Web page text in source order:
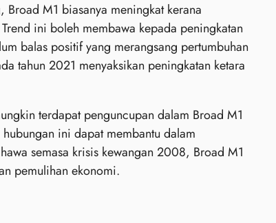
M1 biasanya meningkat kerana
ini boleh membawa kepada peningkatan
balas positif yang merangsang pertumbuhan
tahun 2021 menyaksikan peningkatan ketara
terdapat penguncupan dalam Broad M1
ini dapat membantu dalam
semasa krisis kewangan 2008, Broad M1
pemulihan ekonomi.